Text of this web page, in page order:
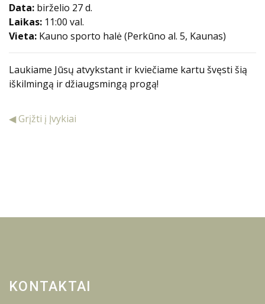
Data: birželio 27 d.
Laikas: 11:00 val.
Vieta: Kauno sporto halė (Perkūno al. 5, Kaunas)
Laukiame Jūsų atvykstant ir kviečiame kartu švęsti šią
iškilmingą ir džiaugsmingą progą!
◀ Grįžti į Įvykiai
KONTAKTAI